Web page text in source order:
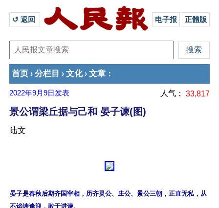
↺ 返回 电子报 正體版
首页 › 分栏目 › 文化› 文章 ：
2022年9月9日 发表 人气： 33,817
景公谓梁丘据与己和 晏子谏(图)
陆文
晏子是春秋后期齐国宰相，历齐灵公、庄公、景公三朝，正直无私，从